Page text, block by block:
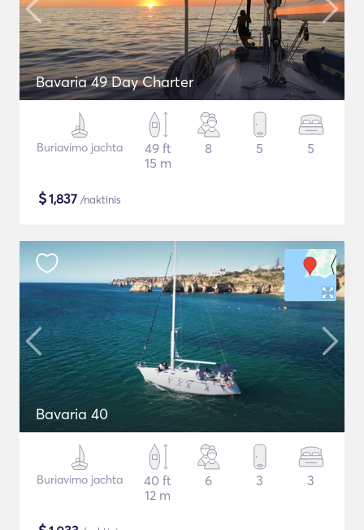
Bavaria 49 Day Charter
Buriavimo jachta
49 ft
15 m
8 5 5
$1,837 /naktinis
Bavaria 40
Buriavimo jachta
40 ft
12 m
6 3 3